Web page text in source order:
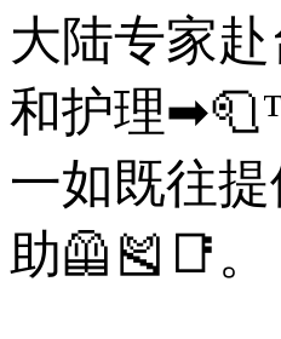
大陆专家
和护理
一如既往
助🦺🎽📑。